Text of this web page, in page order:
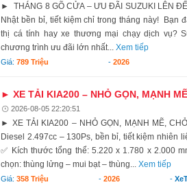
► THÁNG 8 GÕ CỬA – ƯU ĐÃI SUZUKI LÊN
Nhật bền bỉ, tiết kiệm chỉ trong tháng này! Bạn
thị cá tính hay xe thương mại chạy dịch vụ?
chương trình ưu đãi lớn nhất...Xem tiếp
Giá:789 Triệu - 2026
► XE TẢI KIA200 – NHỎ GỌN, MẠNH
2026-08-05 22:20:51
► XE TẢI KIA200 – NHỎ GỌN, MẠNH MẼ,
Diesel 2.497cc – 130Ps, bền bỉ, tiết kiệm nhiên
✅ Kích thước tổng thể: 5.220 x 1.780 x 2.000
chọn: thùng lửng – mui bạt – thùng...Xem tiếp
Giá:358 Triệu -2026 -